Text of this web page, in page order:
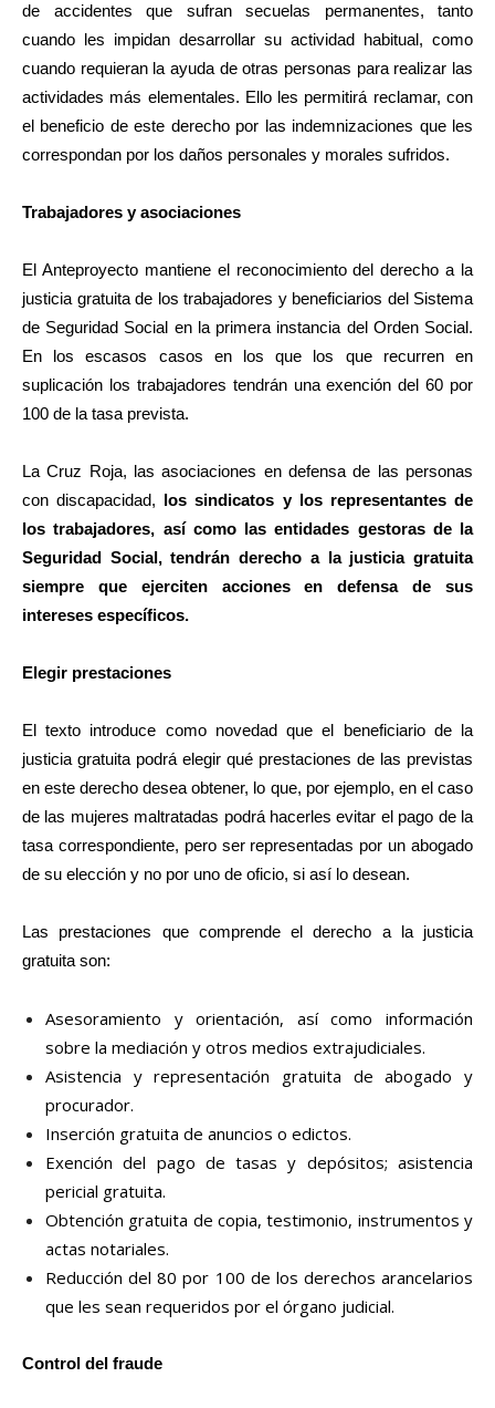
de accidentes que sufran secuelas permanentes, tanto
cuando les impidan desarrollar su actividad habitual, como
cuando requieran la ayuda de otras personas para realizar las
actividades más elementales. Ello les permitirá reclamar, con
el beneficio de este derecho por las indemnizaciones que les
correspondan por los daños personales y morales sufridos.
Trabajadores y asociaciones
El Anteproyecto mantiene el reconocimiento del derecho a la
justicia gratuita de los trabajadores y beneficiarios del Sistema
de Seguridad Social en la primera instancia del Orden Social.
En los escasos casos en los que los que recurren en
suplicación los trabajadores tendrán una exención del 60 por
100 de la tasa prevista.
La Cruz Roja, las asociaciones en defensa de las personas
con discapacidad, los sindicatos y los representantes de
los trabajadores, así como las entidades gestoras de la
Seguridad Social, tendrán derecho a la justicia gratuita
siempre que ejerciten acciones en defensa de sus
intereses específicos.
Elegir prestaciones
El texto introduce como novedad que el beneficiario de la
justicia gratuita podrá elegir qué prestaciones de las previstas
en este derecho desea obtener, lo que, por ejemplo, en el caso
de las mujeres maltratadas podrá hacerles evitar el pago de la
tasa correspondiente, pero ser representadas por un abogado
de su elección y no por uno de oficio, si así lo desean.
Las prestaciones que comprende el derecho a la justicia
gratuita son:
Asesoramiento y orientación, así como información
sobre la mediación y otros medios extrajudiciales.
Asistencia y representación gratuita de abogado y
procurador.
Inserción gratuita de anuncios o edictos.
Exención del pago de tasas y depósitos; asistencia
pericial gratuita.
Obtención gratuita de copia, testimonio, instrumentos y
actas notariales.
Reducción del 80 por 100 de los derechos arancelarios
que les sean requeridos por el órgano judicial.
Control del fraude